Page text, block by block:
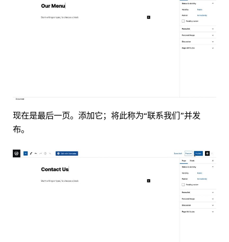
现在是最后一页。添加它；将此称为“联系我们”并发
布。